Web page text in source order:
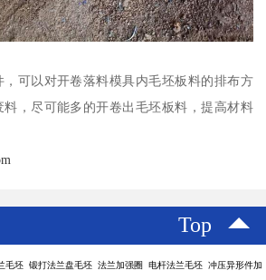
可以对开卷落料模具内毛坯板料的排布方
，尽可能多的开卷出毛坯板料，提高材料
Top
毛坯 锻打法兰盘毛坯 法兰加强圈 电杆法兰毛坯 冲压异形件加